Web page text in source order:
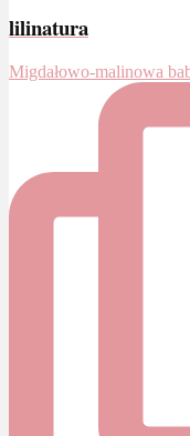
lilinatura
Migdałowo-malinowa